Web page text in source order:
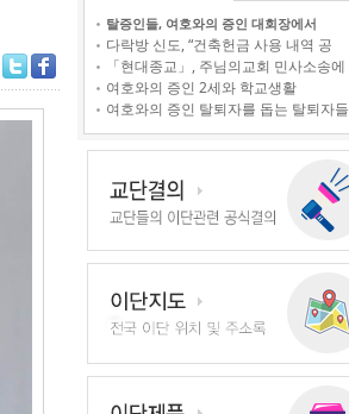
탈증인들, 여호와의 증인 대회장에서
다락방 신도, “건축헌금 사용 내역 공
「현대종교」, 주님의교회 민사소송에
여호와의 증인 2세와 학교생활
여호와의 증인 탈퇴자를 돕는 탈퇴자들